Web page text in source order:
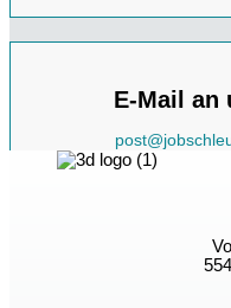
E-Mail an